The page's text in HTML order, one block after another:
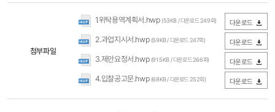
첨부파일
1.위탁용역계획서.hwp (53KB / 다운로드 249회) 다운로드
2.과업지시서.hwp (59KB / 다운로드 247회) 다운로드
3.제안요청서.hwp (91.5KB / 다운로드 266회) 다운로드
4.입찰공고문.hwp (68KB / 다운로드 252회) 다운로드